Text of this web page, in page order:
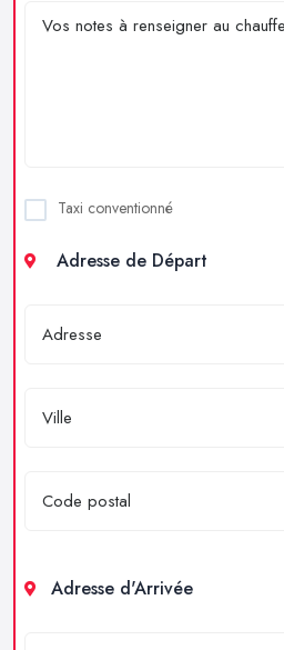
Taxi conventionné
Adresse de Départ
Adresse d'Arrivée